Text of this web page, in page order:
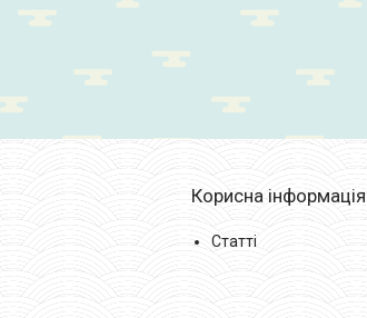
Корисна інформація
Статті